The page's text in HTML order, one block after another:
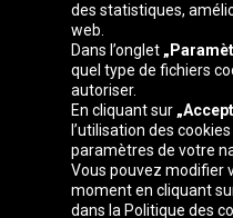
Česká
republika
France Italia
des statistiques,
web.
Dans l’onglet
quel type de fichiers
autoriser.
En cliquant sur
l’utilisation des
paramètres de votre
Vous pouvez modifier
moment en cliquant
dans la Politique des